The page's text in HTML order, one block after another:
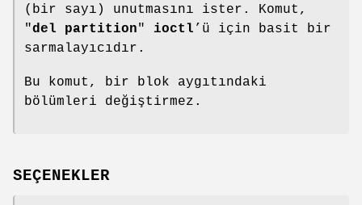
(bir sayı) unutmasını ister. Komut,
"del partition" ioctl ’ü için basit bir
sarmalayıcıdır.
Bu komut, bir blok aygıtındaki
bölümleri değiştirmez.
SEÇENEKLER